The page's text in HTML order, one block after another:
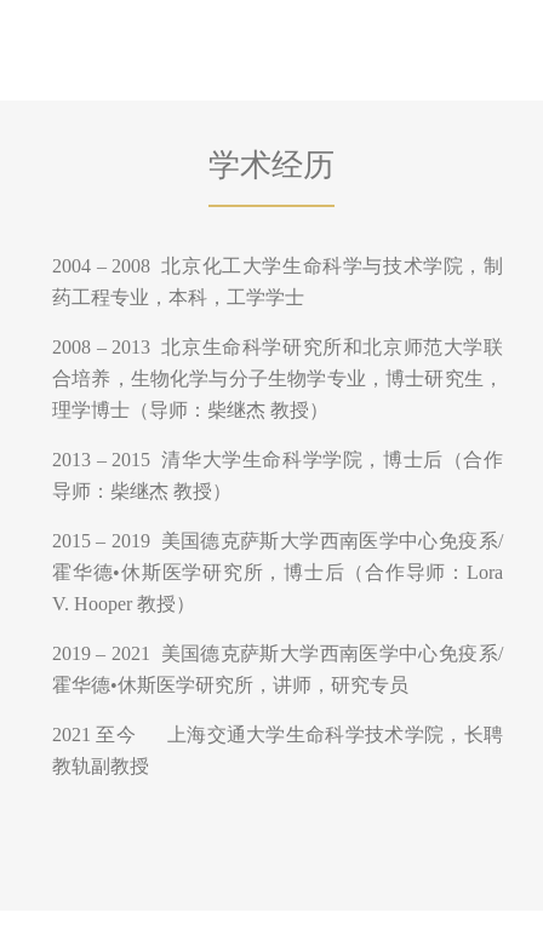
学术经历
2004 – 2008 北京化工大学生命科学与技术学院，制
药工程专业，本科，工学学士
2008 – 2013 北京生命科学研究所和北京师范大学联
合培养，生物化学与分子生物学专业，博士研究生，
理学博士（导师：柴继杰 教授）
2013 – 2015 清华大学生命科学学院，博士后（合作
导师：柴继杰 教授）
2015 – 2019 美国德克萨斯大学西南医学中心免疫系/
霍华德•休斯医学研究所，博士后（合作导师：Lora
V. Hooper 教授）
2019 – 2021 美国德克萨斯大学西南医学中心免疫系/
霍华德•休斯医学研究所，讲师，研究专员
2021 至今 上海交通大学生命科学技术学院，长聘
教轨副教授